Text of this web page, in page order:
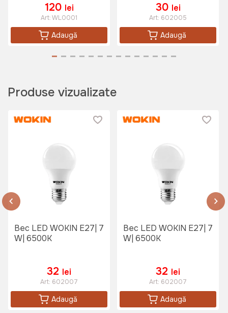
120 lei
Art:WL0001
Adaugă
30 lei
Art: 602005
Adaugă
Produse vizualizate
Bec LED WOKIN E27| 7
W| 6500K
32 lei
Art: 602007
Adaugă
Bec LED WOKIN E27| 7
W| 6500K
32 lei
Art: 602007
Adaugă